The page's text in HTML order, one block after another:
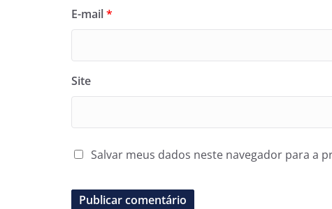
E-mail*
Site
Salvar meus dados neste navegador para a